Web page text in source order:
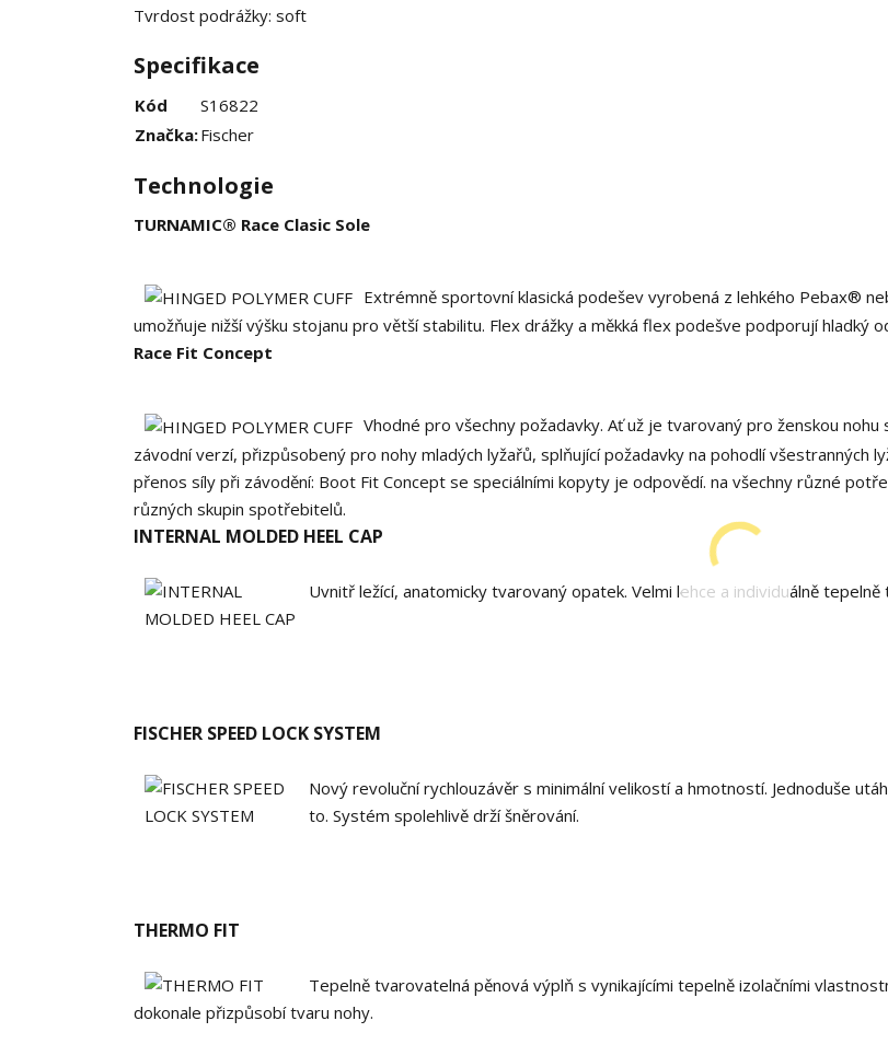
Tvrdost podrážky: soft
Specifikace
Kód
S16822
Značka:Fischer
Technologie
TURNAMIC® Race Clasic Sole
Extrémně sportovní klasická podešev vyrobená z lehkého Pebax®
umožňuje nižší výšku stojanu pro větší stabilitu. Flex drážky a měkká flex podešve podporují hladký
Race Fit Concept
Vhodné pro všechny požadavky. Ať už je tvarovaný pro ženskou
závodní verzí, přizpůsobený pro nohy mladých lyžařů, splňující požadavky na pohodlí všestranných
přenos síly při závodění: Boot Fit Concept se speciálními kopyty je odpovědí. na všechny různé
různých skupin spotřebitelů.
INTERNAL MOLDED HEEL CAP
Uvnitř ležící, anatomicky tvarovaný opatek. Velmi lehce a individuálně
FISCHER SPEED LOCK SYSTEM
Nový revoluční rychlouzávěr s minimální velikostí a hmotností. Jednoduše
to. Systém spolehlivě drží šněrování.
THERMO FIT
Tepelně tvarovatelná pěnová výplň s vynikajícími tepelně izolačními
dokonale přizpůsobí tvaru nohy.